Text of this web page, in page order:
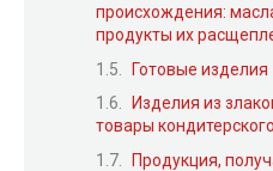
происхождения:
продукты их
Готовые изделия
Изделия из
товары
Продукция,